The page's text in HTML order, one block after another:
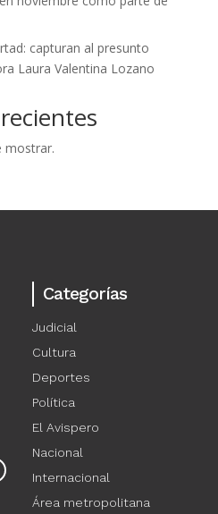
capturan al presunto
Laura Valentina Lozano
mostrar.
Categorías
Judicial
Cultura
Deportes
Política
El Avispero
Nacional
Internacional
Área metropolitana